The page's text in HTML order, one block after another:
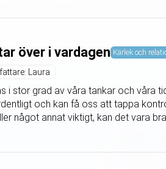
över i vardagen Kärlek och
Laura
i stor grad av våra tankar och våra
och kan få oss att tappa
något annat viktigt, kan det vara